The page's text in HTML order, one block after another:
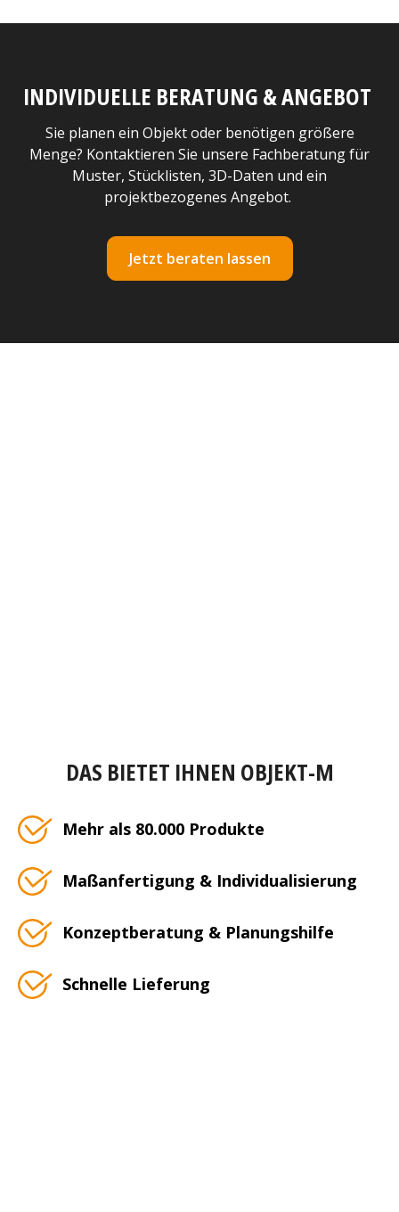
INDIVIDUELLE BERATUNG & ANGEBOT
Sie planen ein Objekt oder benötigen größere
Menge? Kontaktieren Sie unsere Fachberatung für
Muster, Stücklisten, 3D-Daten und ein
projektbezogenes Angebot.
Jetzt beraten lassen
DAS BIETET IHNEN OBJEKT-M
Mehr als 80.000 Produkte
Maßanfertigung & Individualisierung
Konzeptberatung & Planungshilfe
Schnelle Lieferung